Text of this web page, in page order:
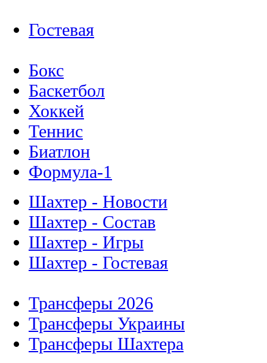
Гостевая
Бокс
Баскетбол
Хоккей
Теннис
Биатлон
Формула-1
Шахтер - Новости
Шахтер - Состав
Шахтер - Игры
Шахтер - Гостевая
Трансферы 2026
Трансферы Украины
Трансферы Шахтера